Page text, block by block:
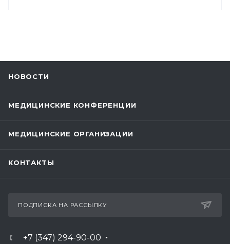
НОВОСТИ
МЕДИЦИНСКИЕ КОНФЕРЕНЦИИ
МЕДИЦИНСКИЕ ОРГАНИЗАЦИИ
КОНТАКТЫ
ПОДПИСКА НА РАССЫЛКУ
+7 (347) 294-90-00